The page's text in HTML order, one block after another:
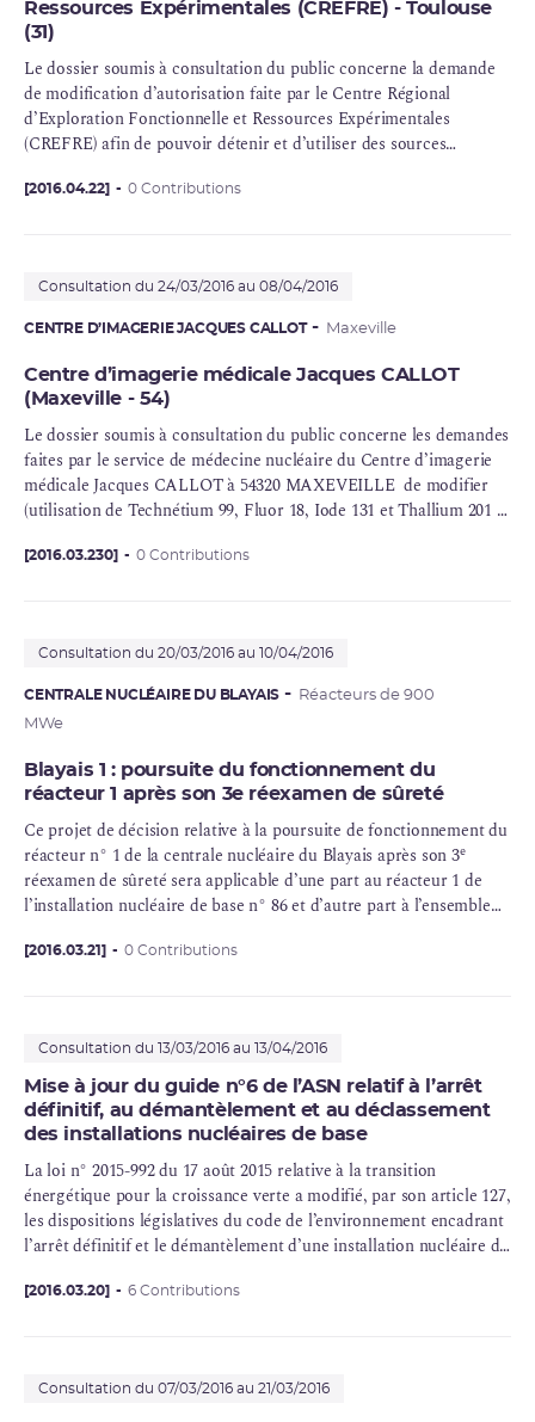
Ressources Expérimentales (CREFRE) - Toulouse
(31)
Le dossier soumis à consultation du public concerne la demande
de modification d’autorisation faite par le Centre Régional
d’Exploration Fonctionnelle et Ressources Expérimentales
(CREFRE) afin de pouvoir détenir et d’utiliser des sources
200 MBq son activité maximale détenue en lutécium 177.
[2016.04.22] 0 Contributions
Consultation du 24/03/2016 au 08/04/2016
CENTRE D’IMAGERIE JACQUES CALLOT Maxeville
Centre d’imagerie médicale Jacques CALLOT
(Maxeville - 54)
Le dossier soumis à consultation du public concerne les demandes
faites par le service de médecine nucléaire du Centre d’imagerie
médicale Jacques CALLOT à 54320 MAXEVEILLE de modifier
(utilisation de Technétium 99, Fluor 18, Iode 131 et Thallium 201 à
et d’utilisation des sources radioactives non scellées et scellées.
[2016.03.230] 0 Contributions
Consultation du 20/03/2016 au 10/04/2016
CENTRALE NUCLÉAIRE DU BLAYAIS
Réacteurs de 900
MWe
Blayais 1 : poursuite du fonctionnement du
réacteur 1 après son 3e réexamen de sûreté
Ce projet de décision relative à la poursuite de fonctionnement du
réacteur n° 1 de lacentrale nucléairedu Blayais après son 3e
réexamen de sûretésera applicable d’une part au réacteur 1 de
l’installation nucléaire de basen° 86 et d’autre part à l’ensemble
Anonyme (EDF-SA) sur la commune de Braud-et-Saint-Louis
[2016.03.21] 0 Contributions
Consultation du 13/03/2016 au 13/04/2016
Mise à jour du guide n°6 de l’ASN relatif à l’arrêt
définitif, au démantèlement et au déclassement
des installations nucléaires de base
La loi n° 2015-992 du 17 août 2015 relative à la transition
énergétique pour la croissance verte a modifié, par son article 127,
les dispositions législatives du code de l’environnement encadrant
l’arrêt définitif et ledémantèlementd’une installation nucléaire de
plus tôt possible après leur arrêt.
[2016.03.20] 6 Contributions
Consultation du 07/03/2016 au 21/03/2016